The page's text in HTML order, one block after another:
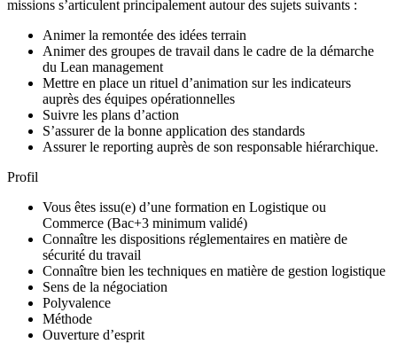
missions s’articulent principalement autour des sujets suivants :
Animer la remontée des idées terrain
Animer des groupes de travail dans le cadre de la démarche
du Lean management
Mettre en place un rituel d’animation sur les indicateurs
auprès des équipes opérationnelles
Suivre les plans d’action
S’assurer de la bonne application des standards
Assurer le reporting auprès de son responsable hiérarchique.
Profil
Vous êtes issu(e) d’une formation en Logistique ou
Commerce (Bac+3 minimum validé)
Connaître les dispositions réglementaires en matière de
sécurité du travail
Connaître bien les techniques en matière de gestion logistique
Sens de la négociation
Polyvalence
Méthode
Ouverture d’esprit